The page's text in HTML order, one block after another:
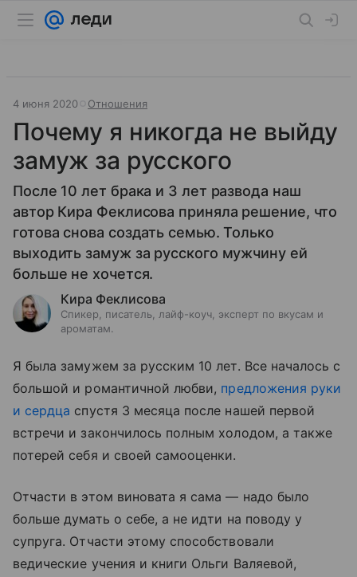
4 июня 2020 Отношения
Почему я никогда не выйду
замуж за русского
После 10 лет брака и 3 лет развода наш
автор Кира Феклисова приняла решение, что
готова снова создать семью. Только
выходить замуж за русского мужчину ей
больше не хочется.
Кира Феклисова
Спикер, писатель, лайф-коуч, эксперт по вкусам и
ароматам.
Я была замужем за русским 10 лет. Все началось с
большой и романтичной любви, предложения руки
и сердца спустя 3 месяца после нашей первой
встречи и закончилось полным холодом, а также
потерей себя и своей самооценки.
Отчасти в этом виновата я сама — надо было
больше думать о себе, а не идти на поводу у
супруга. Отчасти этому способствовали
ведические учения и книги Ольги Валяевой,